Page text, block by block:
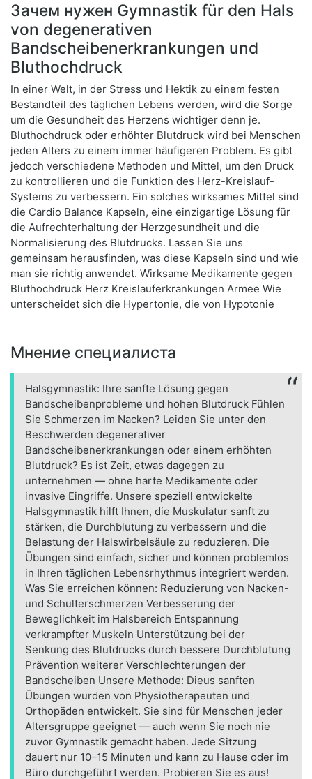
Зачем нужен Gymnastik für den Hals
von degenerativen
Bandscheibenerkrankungen und
Bluthochdruck
In einer Welt, in der Stress und Hektik zu einem festen
Bestandteil des täglichen Lebens werden, wird die Sorge
um die Gesundheit des Herzens wichtiger denn je.
Bluthochdruck oder erhöhter Blutdruck wird bei Menschen
jeden Alters zu einem immer häufigeren Problem. Es gibt
jedoch verschiedene Methoden und Mittel, um den Druck
zu kontrollieren und die Funktion des Herz-Kreislauf-
Systems zu verbessern. Ein solches wirksames Mittel sind
die Cardio Balance Kapseln, eine einzigartige Lösung für
die Aufrechterhaltung der Herzgesundheit und die
Normalisierung des Blutdrucks. Lassen Sie uns
gemeinsam herausfinden, was diese Kapseln sind und wie
man sie richtig anwendet. Wirksame Medikamente gegen
Bluthochdruck Herz Kreislauferkrankungen Armee Wie
unterscheidet sich die Hypertonie, die von Hypotonie
Мнение специалиста
Halsgymnastik: Ihre sanfte Lösung gegen
Bandscheibenprobleme und hohen Blutdruck Fühlen
Sie Schmerzen im Nacken? Leiden Sie unter den
Beschwerden degenerativer
Bandscheibenerkrankungen oder einem erhöhten
Blutdruck? Es ist Zeit, etwas dagegen zu
unternehmen — ohne harte Medikamente oder
invasive Eingriffe. Unsere speziell entwickelte
Halsgymnastik hilft Ihnen, die Muskulatur sanft zu
stärken, die Durchblutung zu verbessern und die
Belastung der Halswirbelsäule zu reduzieren. Die
Übungen sind einfach, sicher und können problemlos
in Ihren täglichen Lebensrhythmus integriert werden.
Was Sie erreichen können: Reduzierung von Nacken-
und Schulterschmerzen Verbesserung der
Beweglichkeit im Halsbereich Entspannung
verkrampfter Muskeln Unterstützung bei der
Senkung des Blutdrucks durch bessere Durchblutung
Prävention weiterer Verschlechterungen der
Bandscheiben Unsere Methode: Dieus sanften
Übungen wurden von Physiotherapeuten und
Orthopäden entwickelt. Sie sind für Menschen jeder
Altersgruppe geeignet — auch wenn Sie noch nie
zuvor Gymnastik gemacht haben. Jede Sitzung
dauert nur 10–15 Minuten und kann zu Hause oder im
Büro durchgeführt werden. Probieren Sie es aus!